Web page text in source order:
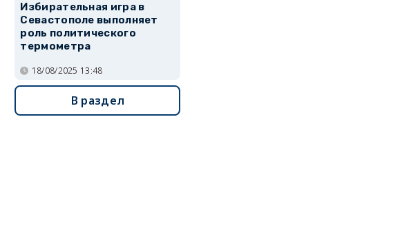
Избирательная игра в
Севастополе выполняет
роль политического
термометра
18/08/2025 13:48
В раздел